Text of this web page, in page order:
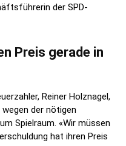
der SPD-
Preis gerade in
Reiner Holznagel,
der nötigen
Spielraum. «Wir müssen
hat ihren Preis